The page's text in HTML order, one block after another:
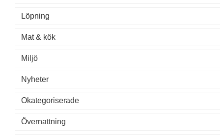
Löpning
Mat & kök
Miljö
Nyheter
Okategoriserade
Övernattning